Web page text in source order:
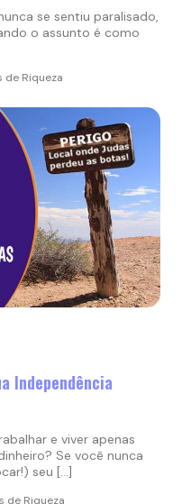
se sentiu paralisado,
o assunto é como
de Riqueza
Independência
e viver apenas
Se você nunca
seu […]
de Riqueza